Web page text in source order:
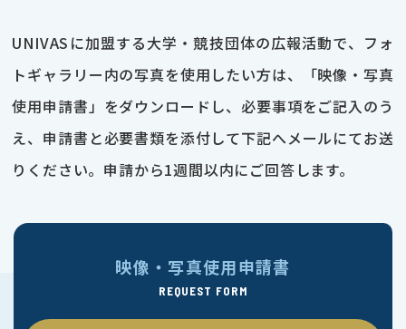
UNIVASに加盟する大学・競技団体の広報活動で、フォ
トギャラリー内の写真を使用したい方は、「映像・写真
使用申請書」をダウンロードし、必要事項をご記入のう
え、申請書と必要書類を添付して下記へメールにてお送
りください。申請から1週間以内にご回答します。
映像・写真使用申請書
REQUEST FORM